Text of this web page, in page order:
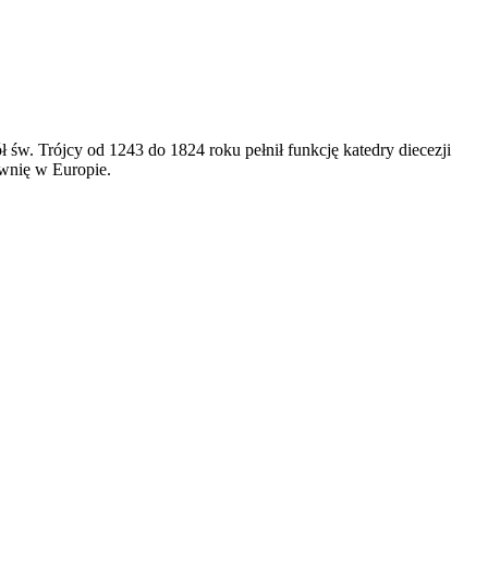
św. Trójcy od 1243 do 1824 roku pełnił funkcję katedry diecezji
w Europie.